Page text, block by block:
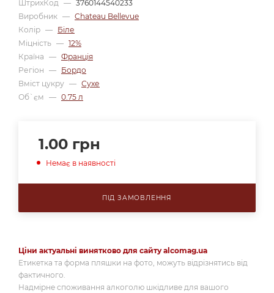
ШтрихКод — 3760144540233
Виробник — Chateau Bellevue
Колір — Біле
Міцність — 12%
Країна — Франція
Регіон — Бордо
Вміст цукру — Сухе
Об`єм — 0.75 л
1.00 грн
Немає в наявності
ПІД ЗАМОВЛЕННЯ
Ціни актуальні винятково для сайту alcomag.ua
Етикетка та форма пляшки на фото, можуть відрізнятись від
фактичного.
Надмірне споживання алкоголю шкідливе для вашого